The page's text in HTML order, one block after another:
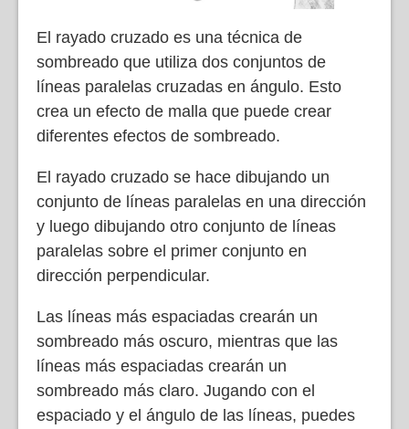
El rayado cruzado es una técnica de
sombreado que utiliza dos conjuntos de
líneas paralelas cruzadas en ángulo. Esto
crea un efecto de malla que puede crear
diferentes efectos de sombreado.
El rayado cruzado se hace dibujando un
conjunto de líneas paralelas en una dirección
y luego dibujando otro conjunto de líneas
paralelas sobre el primer conjunto en
dirección perpendicular.
Las líneas más espaciadas crearán un
sombreado más oscuro, mientras que las
líneas más espaciadas crearán un
sombreado más claro. Jugando con el
espaciado y el ángulo de las líneas, puedes